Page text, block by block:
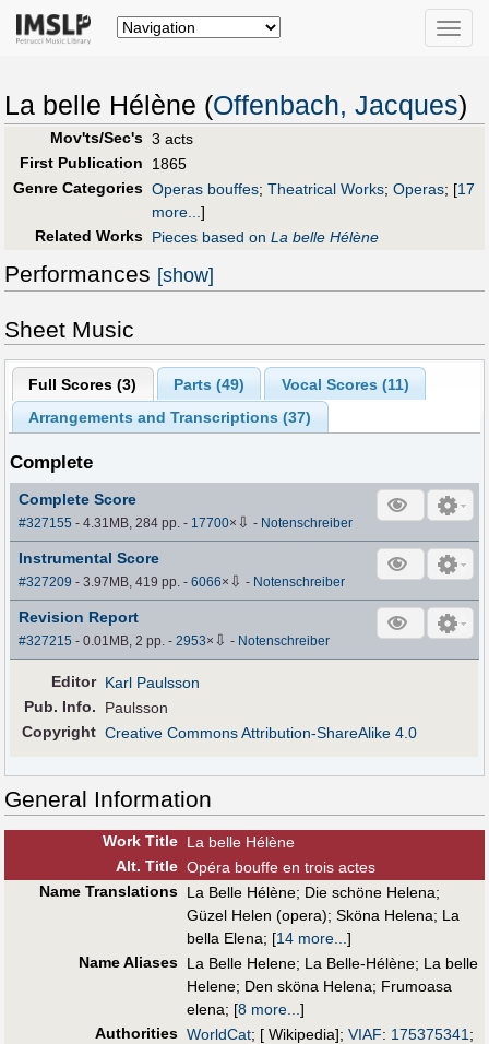
Toggle
La belle Hélène (Offenbach, Jacques)
Mov'ts/Sec's 3 acts
First Publication
1865
Genre Categories Operas bouffes; Theatrical Works; Operas; [17
more...]
Related Works Pieces based on La belle Hélène
Performances [show]
Sheet Music
Full Scores (3) Parts (49) Vocal Scores (11)
Arrangements and Transcriptions (37)
Complete
Complete Score
#327155 - 4.31MB, 284 pp.- 17700× ⇩ - Notenschreiber
Instrumental Score
#327209 - 3.97MB, 419 pp.-6066× ⇩ - Notenschreiber
Revision Report
#327215 - 0.01MB, 2 pp.-2953× ⇩ - Notenschreiber
Editor Karl Paulsson
Pub. Info.
Paulsson
Copyright Creative Commons Attribution-ShareAlike 4.0
General Information
Work Title La belle Hélène
Alt. Title Opéra bouffe en trois actes
Name Translations La Belle Hélène; Die schöne Helena;
Güzel Helen (opera); Sköna Helena; La
bella Elena; [14 more... ]
Name Aliases La Belle Helene; La Belle-Hélène; La belle
Helene; Den sköna Helena; Frumoasa
elena; [8 more... ]
Authorities WorldCat; [ Wikipedia]; VIAF: 175375341 ;